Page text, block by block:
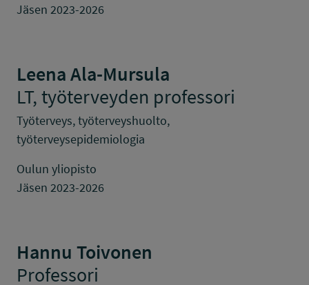
Jäsen 2023-2026
Leena Ala-Mursula
LT, työterveyden professori
Työterveys, työterveyshuolto,
työterveysepidemiologia
Oulun yliopisto
Jäsen 2023-2026
Hannu Toivonen
Professori